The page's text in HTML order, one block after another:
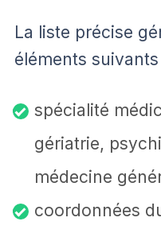
La liste précise
éléments suivants
spécialité
gériatrie,
médecine
coordonnées